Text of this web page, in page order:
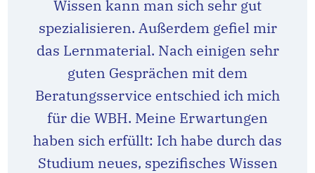
Wissen kann man sich sehr gut
spezialisieren. Außerdem gefiel mir
das Lernmaterial. Nach einigen sehr
guten Gesprächen mit dem
Beratungsservice entschied ich mich
für die WBH. Meine Erwartungen
haben sich erfüllt: Ich habe durch das
Studium neues, spezifisches Wissen